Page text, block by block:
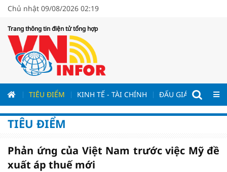
Chủ nhật 09/08/2026 02:19
Trang thông tin điện tử tổng hợp
TIÊU ĐIỂM KINH TẾ - TÀI CHÍNH ĐẤU GIÁ - ĐẤU
TIÊU ĐIỂM
Phản ứng của Việt Nam trước việc Mỹ đề
xuất áp thuế mới